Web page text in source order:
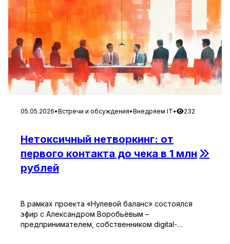
05.05.2026•Встречи и обсуждения•Внедряем IT• 232
Нетоксичный нетворкинг: от
первого контакта до чека в 1 млн
рублей
В рамках проекта «Нулевой баланс» состоялся
эфир с Александром Воробьёвым –
предпринимателем, собственником digital-